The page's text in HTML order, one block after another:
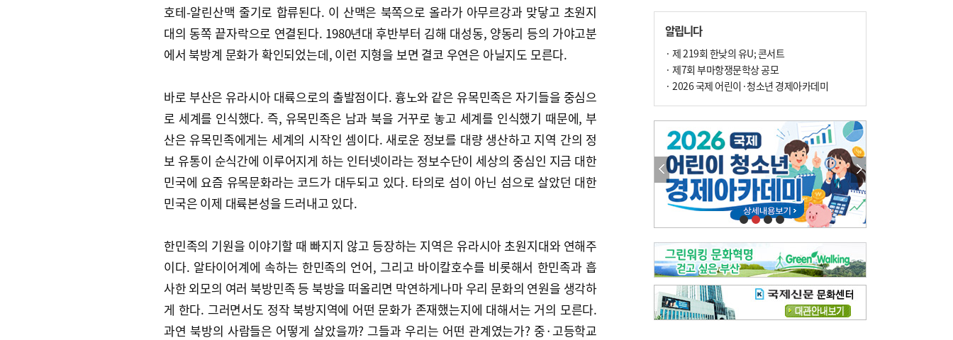
호테-알린산맥 줄기로 합류된다. 이 산맥은 북쪽으로 올라가 아무르강과 맞닿고 초원지
대의 동쪽 끝자락으로 연결된다. 1980년대 후반부터 김해 대성동, 양동리 등의 가야고분
에서 북방계 문화가 확인되었는데, 이런 지형을 보면 결코 우연은 아닐지도 모른다.
바로 부산은 유라시아 대륙으로의 출발점이다. 흉노와 같은 유목민족은 자기들을 중심으
로 세계를 인식했다. 즉, 유목민족은 남과 북을 거꾸로 놓고 세계를 인식했기 때문에, 부
산은 유목민족에게는 세계의 시작인 셈이다. 새로운 정보를 대량 생산하고 지역 간의 정
보 유통이 순식간에 이루어지게 하는 인터넷이라는 정보수단이 세상의 중심인 지금 대한
민국에 요즘 유목문화라는 코드가 대두되고 있다. 타의로 섬이 아닌 섬으로 살았던 대한
민국은 이제 대륙본성을 드러내고 있다.
한민족의 기원을 이야기할 때 빠지지 않고 등장하는 지역은 유라시아 초원지대와 연해주
이다. 알타이어계에 속하는 한민족의 언어, 그리고 바이칼호수를 비롯해서 한민족과 흡
사한 외모의 여러 북방민족 등 북방을 떠올리면 막연하게나마 우리 문화의 연원을 생각하
게 한다. 그러면서도 정작 북방지역에 어떤 문화가 존재했는지에 대해서는 거의 모른다.
과연 북방의 사람들은 어떻게 살았을까? 그들과 우리는 어떤 관계였는가? 중·고등학교
10 경위 이하 경찰 하위직 ‘중수청 러시’ 전
알립니다
· 제 219회 한낮의 유U; 콘서트
· 제7회 부마항쟁문학상 공모
· 2026 국제 어린이·청소년 경제아카데미